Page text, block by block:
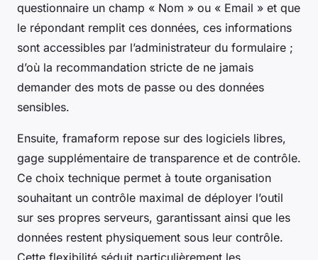
questionnaire un champ « Nom » ou « Email » et que
le répondant remplit ces données, ces informations
sont accessibles par l’administrateur du formulaire ;
d’où la recommandation stricte de ne jamais
demander des mots de passe ou des données
sensibles.
Ensuite, framaform repose sur des logiciels libres,
gage supplémentaire de transparence et de contrôle.
Ce choix technique permet à toute organisation
souhaitant un contrôle maximal de déployer l’outil
sur ses propres serveurs, garantissant ainsi que les
données restent physiquement sous leur contrôle.